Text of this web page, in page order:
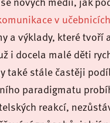
v
a výklady, které
i docela malé děti
také stále častěji
paradigmatu
reakcí,